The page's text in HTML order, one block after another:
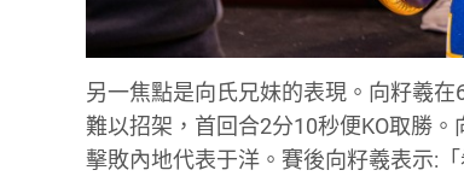
另一焦點是向氏兄妹的表現。向籽羲
難以招架，首回合2分10秒便KO取勝
擊敗內地代表于洋。賽後向籽羲表示: